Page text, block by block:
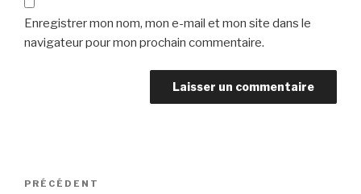
Enregistrer mon nom, mon e-mail et mon site dans le
navigateur pour mon prochain commentaire.
Navigation
Article
PRÉCÉDENT